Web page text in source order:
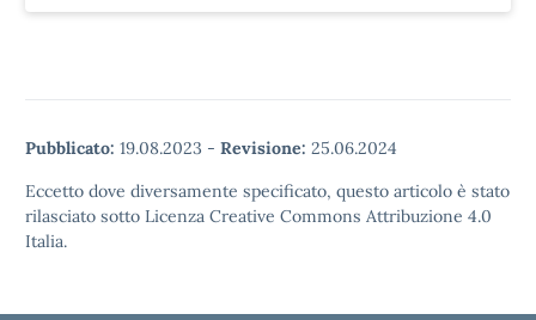
Pubblicato: 19.08.2023 - Revisione: 25.06.2024
Eccetto dove diversamente specificato, questo articolo è stato
rilasciato sotto Licenza Creative Commons Attribuzione 4.0
Italia.